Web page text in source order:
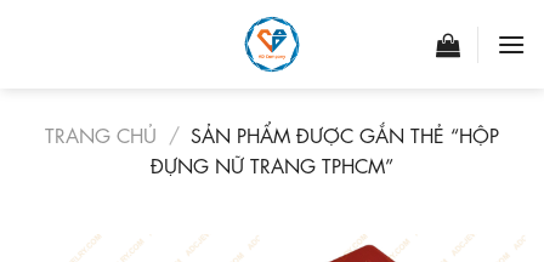
TRANG CHỦ / SẢN PHẨM ĐƯỢC GẮN THẺ “HỘP
ĐỰNG NỮ TRANG TPHCM”